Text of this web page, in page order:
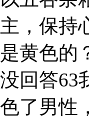
主，保持
是黄色的
没回答63
色了男性